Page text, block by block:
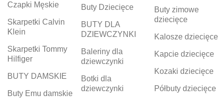
Czapki Męskie
Skarpetki Calvin
Klein
Skarpetki Tommy
Hilfiger
BUTY DAMSKIE
Buty Emu damskie
Buty Dziecięce
BUTY DLA
DZIEWCZYNKI
Baleriny dla
dziewczynki
Botki dla
dziewczynki
Buty zimowe
dziecięce
Kalosze dziecięce
Kapcie dziecięce
Kozaki dziecięce
Półbuty dziecięce